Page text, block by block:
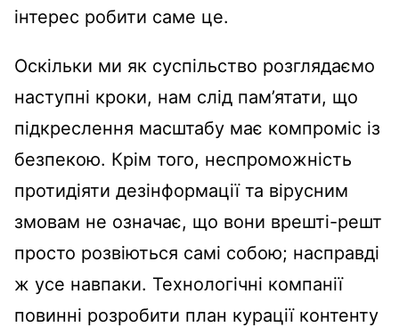
інтерес робити саме це.
Оскільки ми як суспільство розглядаємо
наступні кроки, нам слід пам’ятати, що
підкреслення масштабу має компроміс із
безпекою. Крім того, неспроможність
протидіяти дезінформації та вірусним
змовам не означає, що вони врешті-решт
просто розвіються самі собою; насправді
ж усе навпаки. Технологічні компанії
повинні розробити план курації контенту